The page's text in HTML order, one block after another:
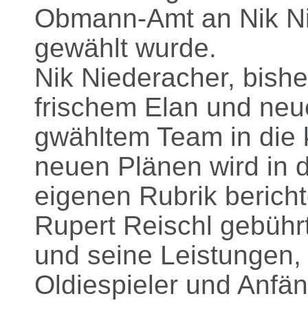
Obmann-Amt an Nik
gewählt wurde.
Nik Niederacher,
frischem Elan und
gwähltem Team in
neuen Plänen wird in
eigenen Rubrik
Rupert Reischl
und seine
Oldiespieler und